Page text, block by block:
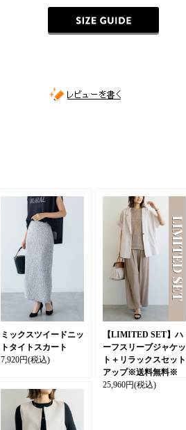
ミックスツイードニッ
トタイトスカート
7,920円(税込)
【LIMITED SET】ハ
ーフスリーブジャケッ
ト＋リラックスセット
アップ※送料無料※
25,960円(税込)